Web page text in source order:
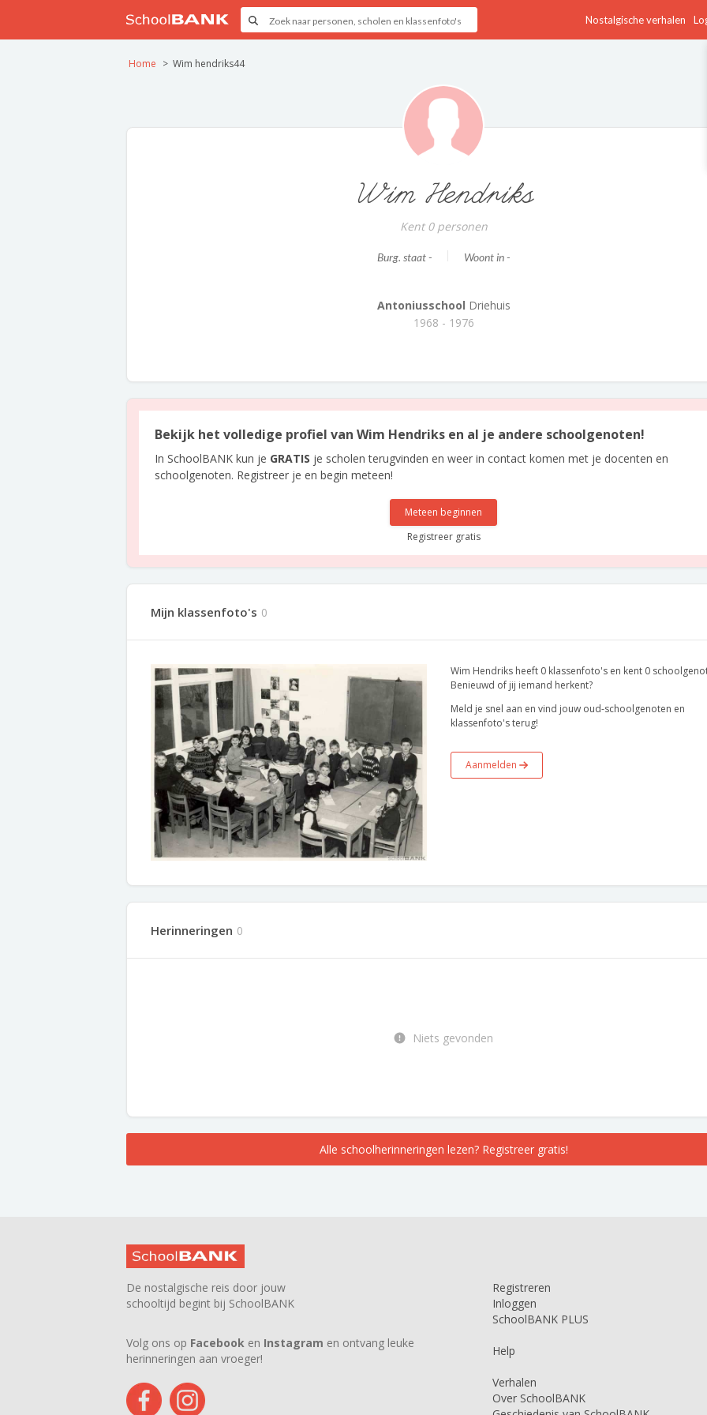
Nostalgische verhalen
Home Wim hendriks44
Wim Hendriks
Kent 0 personen
Burg. staat - Woont in -
Antoniusschool Driehuis
1968 - 1976
Bekijk het volledige profiel van Wim Hendriks en al je andere schoolgenoten!
In SchoolBANK kun je GRATIS je scholen terugvinden en weer in contact komen met je docenten en
schoolgenoten. Registreer je en begin meteen!
Meteen beginnen
Registreer gratis
Mijn klassenfoto's 0
Wim Hendriks heeft 0 klassenfoto's en kent 0
Benieuwd of jij iemand herkent?
Meld je snel aan en vind jouw oud-schoolgenoten en
klassenfoto's terug!
Aanmelden
Herinneringen 0
Niets gevonden
Alle schoolherinneringen lezen? Registreer gratis!
De nostalgische reis door jouw
schooltijd begint bij SchoolBANK
Volg ons op Facebook en Instagram en ontvang leuke
herinneringen aan vroeger!
Registreren
Inloggen
SchoolBANK PLUS
Help
Verhalen
Over SchoolBANK